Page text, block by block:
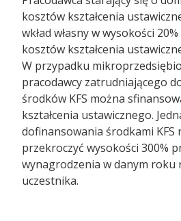
kosztów kształcenia
wkład własny w wysokości
kosztów kształcenia
W przypadku
pracodawcy zatrudniającego
środków KFS można
kształcenia ustawicznego.
dofinansowania środkami KFS
przekroczyć wysokości 300%
wynagrodzenia w danym roku
uczestnika.